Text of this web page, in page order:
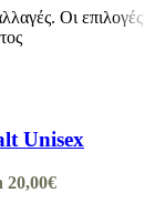
Οι επιλογές
Unisex
20,00€